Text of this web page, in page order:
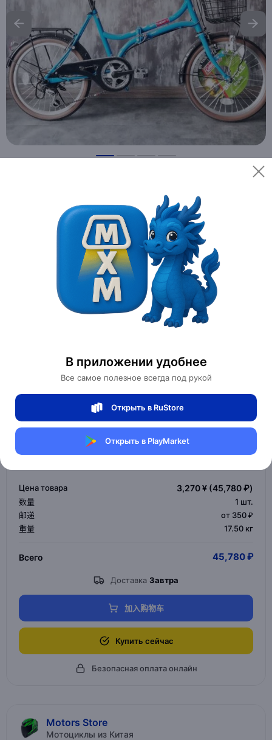
В приложении удобнее
Все самое полезное всегда под рукой
Открыть в RuStore
Открыть в PlayMarket
45,780 ₽
10 Доступно: 1000 шт.
Посмотреть все
Полезные ссылки
Все 自行车 Motors Store
Все 自行车 в категории
Цена товара 3,270 ¥ (45,780 ₽)
数量 1 шт.
邮递
от 350 ₽
重量
17.50 кг
Всего 45,780 ₽
Доставка Завтра
加入购物车
Купить сейчас
Безопасная оплата онлайн
Motors Store
Мотоциклы из Китая